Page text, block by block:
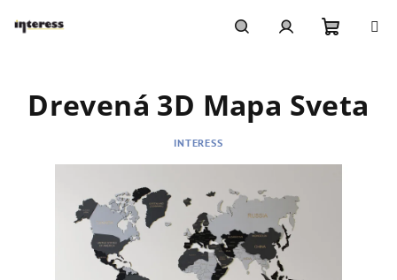
košík
Drevená 3D Mapa Sveta
INTERESS